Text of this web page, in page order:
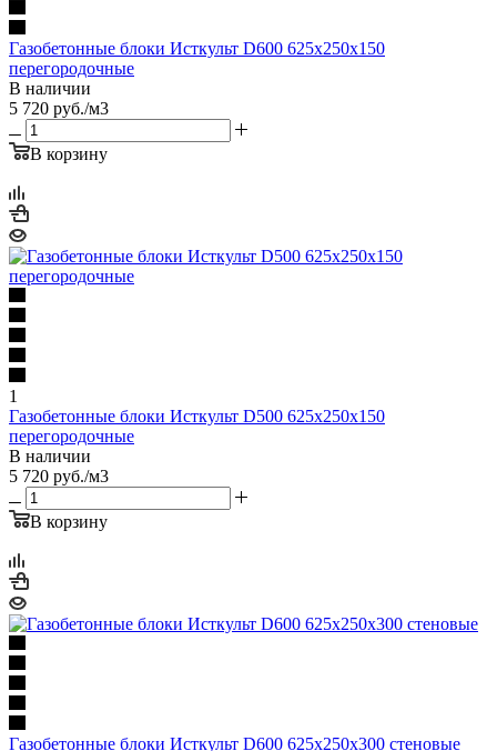
Газобетонные блоки Исткульт D600 625х250х150
перегородочные
В наличии
5 720 руб./м3
В корзину
1
Газобетонные блоки Исткульт D500 625х250х150
перегородочные
В наличии
5 720 руб./м3
В корзину
Газобетонные блоки Исткульт D600 625х250х300 стеновые